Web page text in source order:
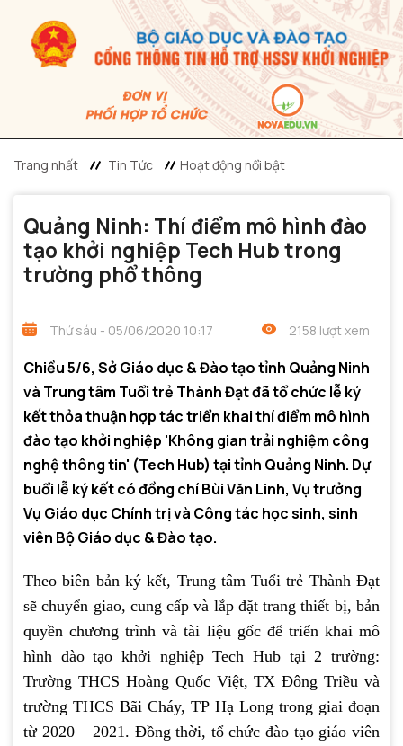
Trang nhất Tin Tức Hoạt động nổi bật
Quảng Ninh: Thí điểm mô hình đào
tạo khởi nghiệp Tech Hub trong
trường phổ thông
Thứ sáu - 05/06/2020 10:17 2158 lượt xem
Chiều 5/6, Sở Giáo dục & Đào tạo tỉnh Quảng Ninh
và Trung tâm Tuổi trẻ Thành Đạt đã tổ chức lễ ký
kết thỏa thuận hợp tác triển khai thí điểm mô hình
đào tạo khởi nghiệp 'Không gian trải nghiệm công
nghệ thông tin' (Tech Hub) tại tỉnh Quảng Ninh. Dự
buổi lễ ký kết có đồng chí Bùi Văn Linh, Vụ trưởng
Vụ Giáo dục Chính trị và Công tác học sinh, sinh
viên Bộ Giáo dục & Đào tạo.
Theo biên bản ký kết, Trung tâm Tuổi trẻ Thành Đạt
sẽ chuyển giao, cung cấp và lắp đặt trang thiết bị, bản
quyền chương trình và tài liệu gốc để triển khai mô
hình đào tạo khởi nghiệp Tech Hub tại 2 trường:
Trường THCS Hoàng Quốc Việt, TX Đông Triều và
trường THCS Bãi Cháy, TP Hạ Long trong giai đoạn
từ 2020 – 2021. Đồng thời, tổ chức đào tạo giáo viên